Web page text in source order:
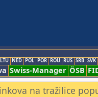
LTU NED POL POR ROU RUS SRB SVK
Swiss-Manager ÖSB
na tražilice